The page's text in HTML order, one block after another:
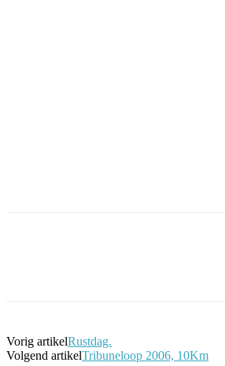
Vorig artikelRustdag.
Volgend artikelTribuneloop 2006, 10Km